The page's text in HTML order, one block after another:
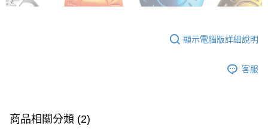
顯示電腦版詳細說明
客服
商品相關分類 (2)